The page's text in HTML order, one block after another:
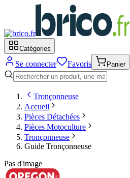
Catégories
Se connecter Favoris Panier
Tronçonneuse
Accueil
Pièces Détachées
Pièces Motoculture
Tronçonneuse
Guide Tronçonneuse
Pas d'image